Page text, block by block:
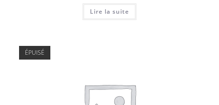
Lire la suite
ÉPUISÉ